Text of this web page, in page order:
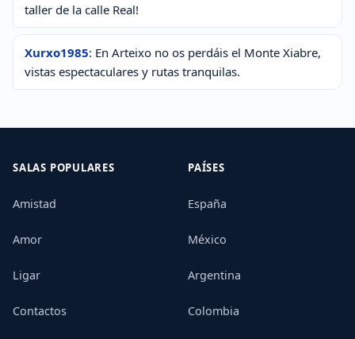
taller de la calle Real!
Xurxo1985: En Arteixo no os perdáis el Monte Xiabre,
vistas espectaculares y rutas tranquilas.
SALAS POPULARES
Amistad
Amor
Ligar
Contactos
PAÍSES
España
México
Argentina
Colombia